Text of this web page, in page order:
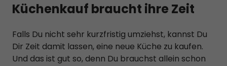
Küchenkauf braucht ihre Zeit
Falls Du nicht sehr kurzfristig umziehst, kannst Du
Dir Zeit damit lassen, eine neue Küche zu kaufen.
Und das ist gut so, denn Du brauchst allein schon